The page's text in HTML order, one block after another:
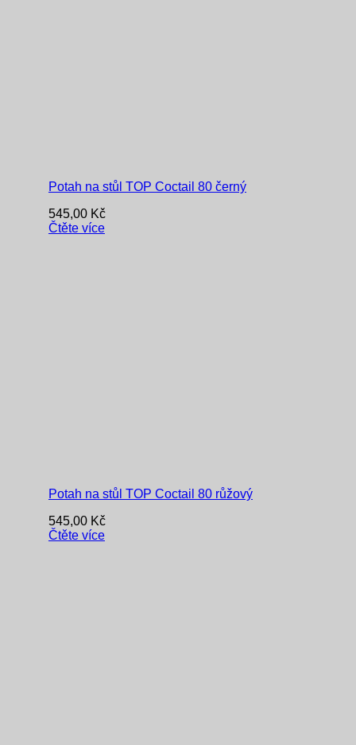
Potah na stůl TOP Coctail 80 černý
545,00 Kč
Čtěte více
Potah na stůl TOP Coctail 80 růžový
545,00 Kč
Čtěte více